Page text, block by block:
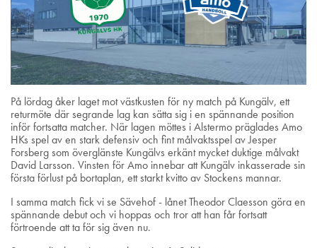
På lördag åker laget mot västkusten för ny match på Kungälv, ett
returmöte där segrande lag kan sätta sig i en spännande position
inför fortsatta matcher. När lagen möttes i Alstermo präglades Amo
HKs spel av en stark defensiv och fint målvaktsspel av Jesper
Forsberg som överglänste Kungälvs erkänt mycket duktige målvakt
David Larsson. Vinsten för Amo innebar att Kungälv inkasserade sin
första förlust på bortaplan, ett starkt kvitto av Stockens mannar.
I samma match fick vi se Sävehof - lånet Theodor Claesson göra en
spännande debut och vi hoppas och tror att han får fortsatt
förtroende att ta för sig även nu.